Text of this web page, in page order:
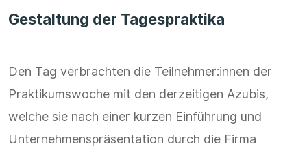
Gestaltung der Tagespraktika
Den Tag verbrachten die Teilnehmer:innen der
Praktikumswoche mit den derzeitigen Azubis,
welche sie nach einer kurzen Einführung und
Unternehmenspräsentation durch die Firma